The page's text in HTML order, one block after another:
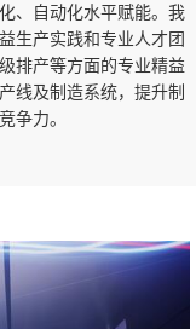
、自动化水平赋能。我
生产实践和专业人才团
排产等方面的专业精益
线及制造系统，提升制
争力。